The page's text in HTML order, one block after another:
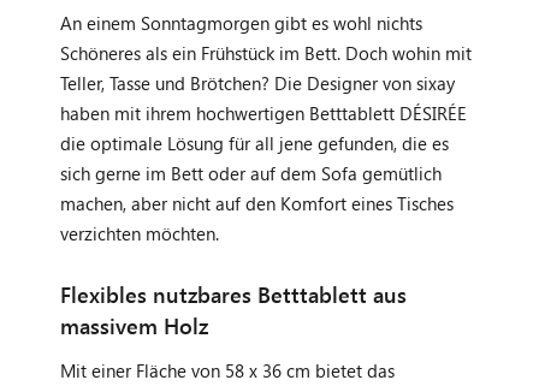
An einem Sonntagmorgen gibt es wohl nichts
Schöneres als ein Frühstück im Bett. Doch wohin mit
Teller, Tasse und Brötchen? Die Designer von sixay
haben mit ihrem hochwertigen Betttablett DÉSIRÉE
die optimale Lösung für all jene gefunden, die es
sich gerne im Bett oder auf dem Sofa gemütlich
machen, aber nicht auf den Komfort eines Tisches
verzichten möchten.
Flexibles nutzbares Betttablett aus
massivem Holz
Mit einer Fläche von 58 x 36 cm bietet das